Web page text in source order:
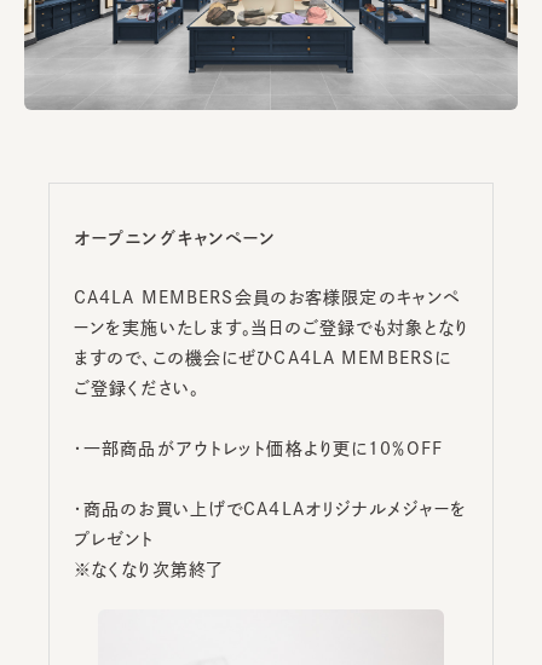
オープニングキャンペーン
CA4LA MEMBERS会員のお客様限定のキャンペ
ーンを実施いたします。当日のご登録でも対象となり
ますので、この機会にぜひCA4LA MEMBERSに
ご登録ください。
・一部商品がアウトレット価格より更に10％OFF
・商品のお買い上げでCA4LAオリジナルメジャーを
プレゼント
※なくなり次第終了